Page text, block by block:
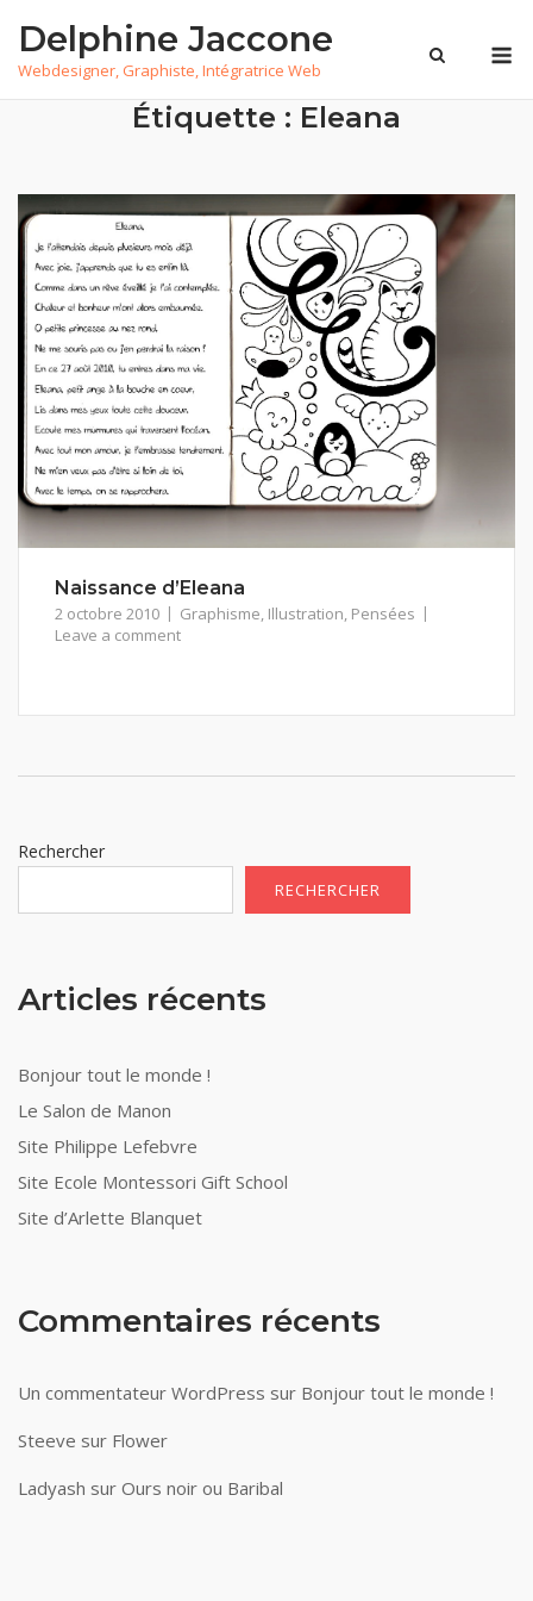
content
Delphine Jaccone
Webdesigner, Graphiste, Intégratrice Web
Étiquette : Eleana
Naissance d’Eleana
2 octobre 2010 Graphisme Illustration Pensées
Leave a comment
Rechercher
RECHERCHER
Articles récents
Bonjour tout le monde !
Le Salon de Manon
Site Philippe Lefebvre
Site Ecole Montessori Gift School
Site d’Arlette Blanquet
Commentaires récents
Un commentateur WordPress sur Bonjour tout le monde !
Steeve sur Flower
Ladyash sur Ours noir ou Baribal